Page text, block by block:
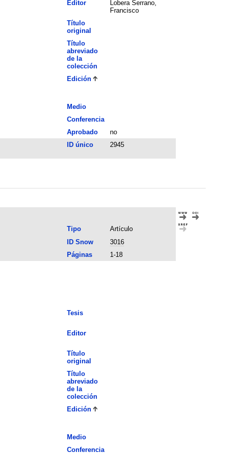
Editor
Lobera Serrano,
Francisco
Título
original
Título
abreviado
de la
colección
Edición
Medio
Conferencia
Aprobado
no
ID único 2945
Tipo
Artículo
ID Snow
3016
Páginas
1-18
Tesis
Editor
Título
original
Título
abreviado
de la
colección
Edición
Medio
Conferencia